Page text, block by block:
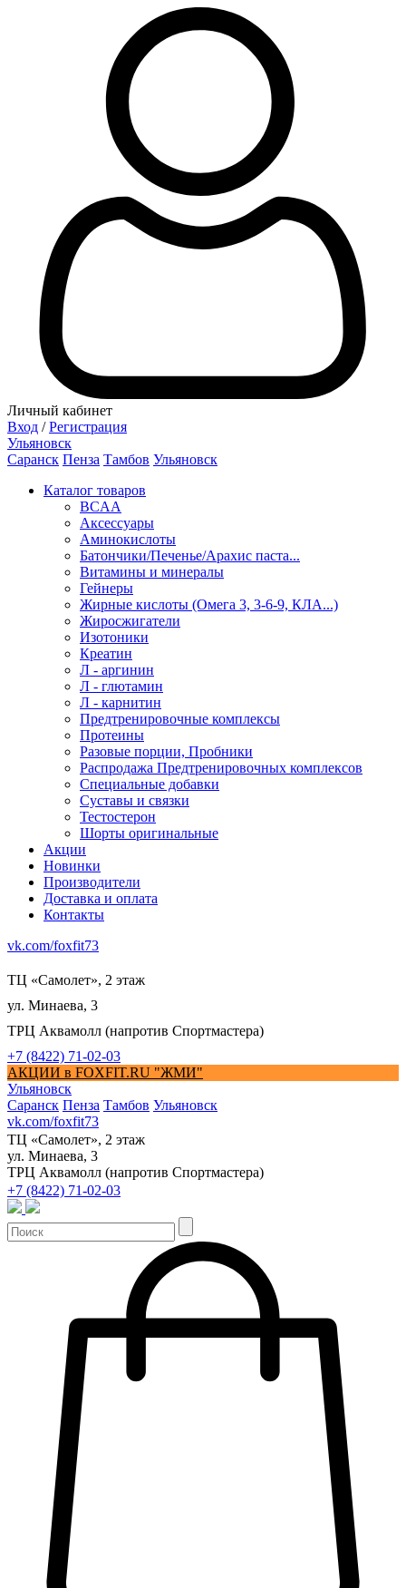
Личный кабинет
Вход / Регистрация
Ульяновск
Саранск Пенза Тамбов Ульяновск
Каталог товаров
BCAA
Аксессуары
Аминокислоты
Батончики/Печенье/Арахис паста...
Витамины и минералы
Гейнеры
Жирные кислоты (Омега 3, 3-6-9, КЛА...)
Жиросжигатели
Изотоники
Креатин
Л - аргинин
Л - глютамин
Л - карнитин
Предтренировочные комплексы
Протеины
Разовые порции, Пробники
Распродажа Предтренировочных комплексов
Специальные добавки
Суставы и связки
Тестостерон
Шорты оригинальные
Акции
Новинки
Производители
Доставка и оплата
Контакты
vk.com/foxfit73
ТЦ «Самолет», 2 этаж
ул. Минаева, 3
ТРЦ Аквамолл (напротив Спортмастера)
+7 (8422) 71-02-03
АКЦИИ в FOXFIT.RU "ЖМИ"
Ульяновск
Саранск Пенза Тамбов Ульяновск
vk.com/foxfit73
ТЦ «Самолет», 2 этаж
ул. Минаева, 3
ТРЦ Аквамолл (напротив Спортмастера)
+7 (8422) 71-02-03